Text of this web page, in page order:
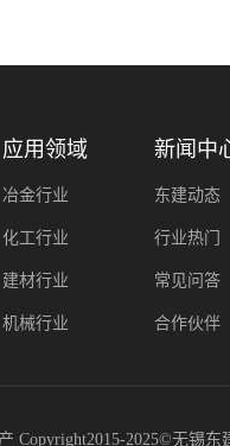
应用领域
冶金行业
化工行业
建材行业
机械行业
新闻中
东建动态
行业热门
常见问答
合作伙伴
Copyright2015-2025©无锡